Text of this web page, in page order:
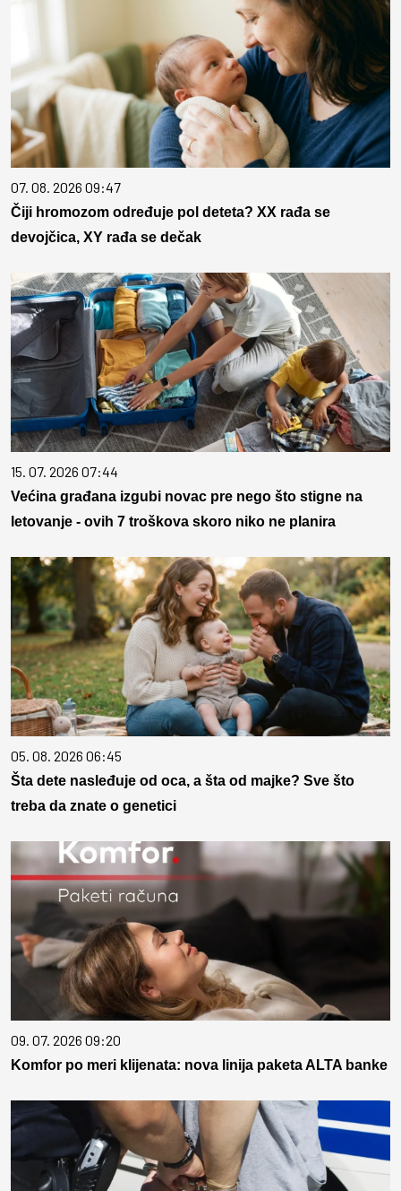
07. 08. 2026 09:47
Čiji hromozom određuje pol deteta? XX rađa se
devojčica, XY rađa se dečak
15. 07. 2026 07:44
Većina građana izgubi novac pre nego što stigne na
letovanje - ovih 7 troškova skoro niko ne planira
05. 08. 2026 06:45
Šta dete nasleđuje od oca, a šta od majke? Sve što
treba da znate o genetici
09. 07. 2026 09:20
Komfor po meri klijenata: nova linija paketa ALTA banke